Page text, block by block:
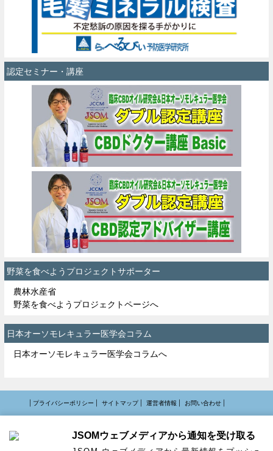
認定セミナー・講座
野菜を食べようプロジェクトサポーター
農林水産省
野菜を食べようプロジェクトページへ
日本オーソモレキュラー医学会コラム
日本オーソモレキュラー医学会コラムへ
| プライバシーポリシー | サイトマップ | 運営者情報 | お問い合わせ |
Copyright© 一般社団法人 日本オーソモレキュラー医学会 All rights Reserved
JSOMウェブメディアから通知を受け取る